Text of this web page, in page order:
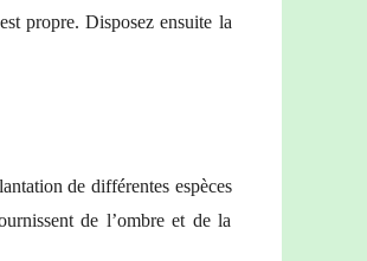
propre. Disposez ensuite la
de différentes espèces
de l’ombre et de la